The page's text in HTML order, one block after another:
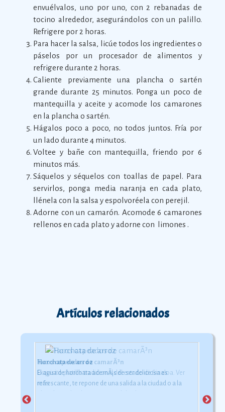
envuélvalos, uno por uno, con 2 rebanadas de
tocino alrededor, asegurándolos con un palillo.
Refrigere por 2 horas.
Para hacer la salsa, licúe todos los ingredientes o
páselos por un procesador de alimentos y
refrigere durante 2 horas.
Caliente previamente una plancha o sartén
grande durante 25 minutos. Ponga un poco de
mantequilla y aceite y acomode los camarones
en la plancha o sartén.
Hágalos poco a poco, no todos juntos. Fría por
un lado durante 4 minutos.
Voltee y bañe con mantequilla, friendo por 6
minutos más.
Sáquelos y séquelos con toallas de papel. Para
servirlos, ponga media naranja en cada plato,
llénela con la salsa y espolvoréela con perejil.
Adorne con un camarón. Acomode 6 camarones
rellenos en cada plato y adorne con limones .
Artículos relacionados
Horchata de arroz
El agua de horchata ademÃ¡s de ser deliciosa es
refrescante, te repone de una salida a la ciudad o a la
Tacos capeados de camarÃ³n
Exquisito platillo tradicional del estado de Sinaloa. Ver
más